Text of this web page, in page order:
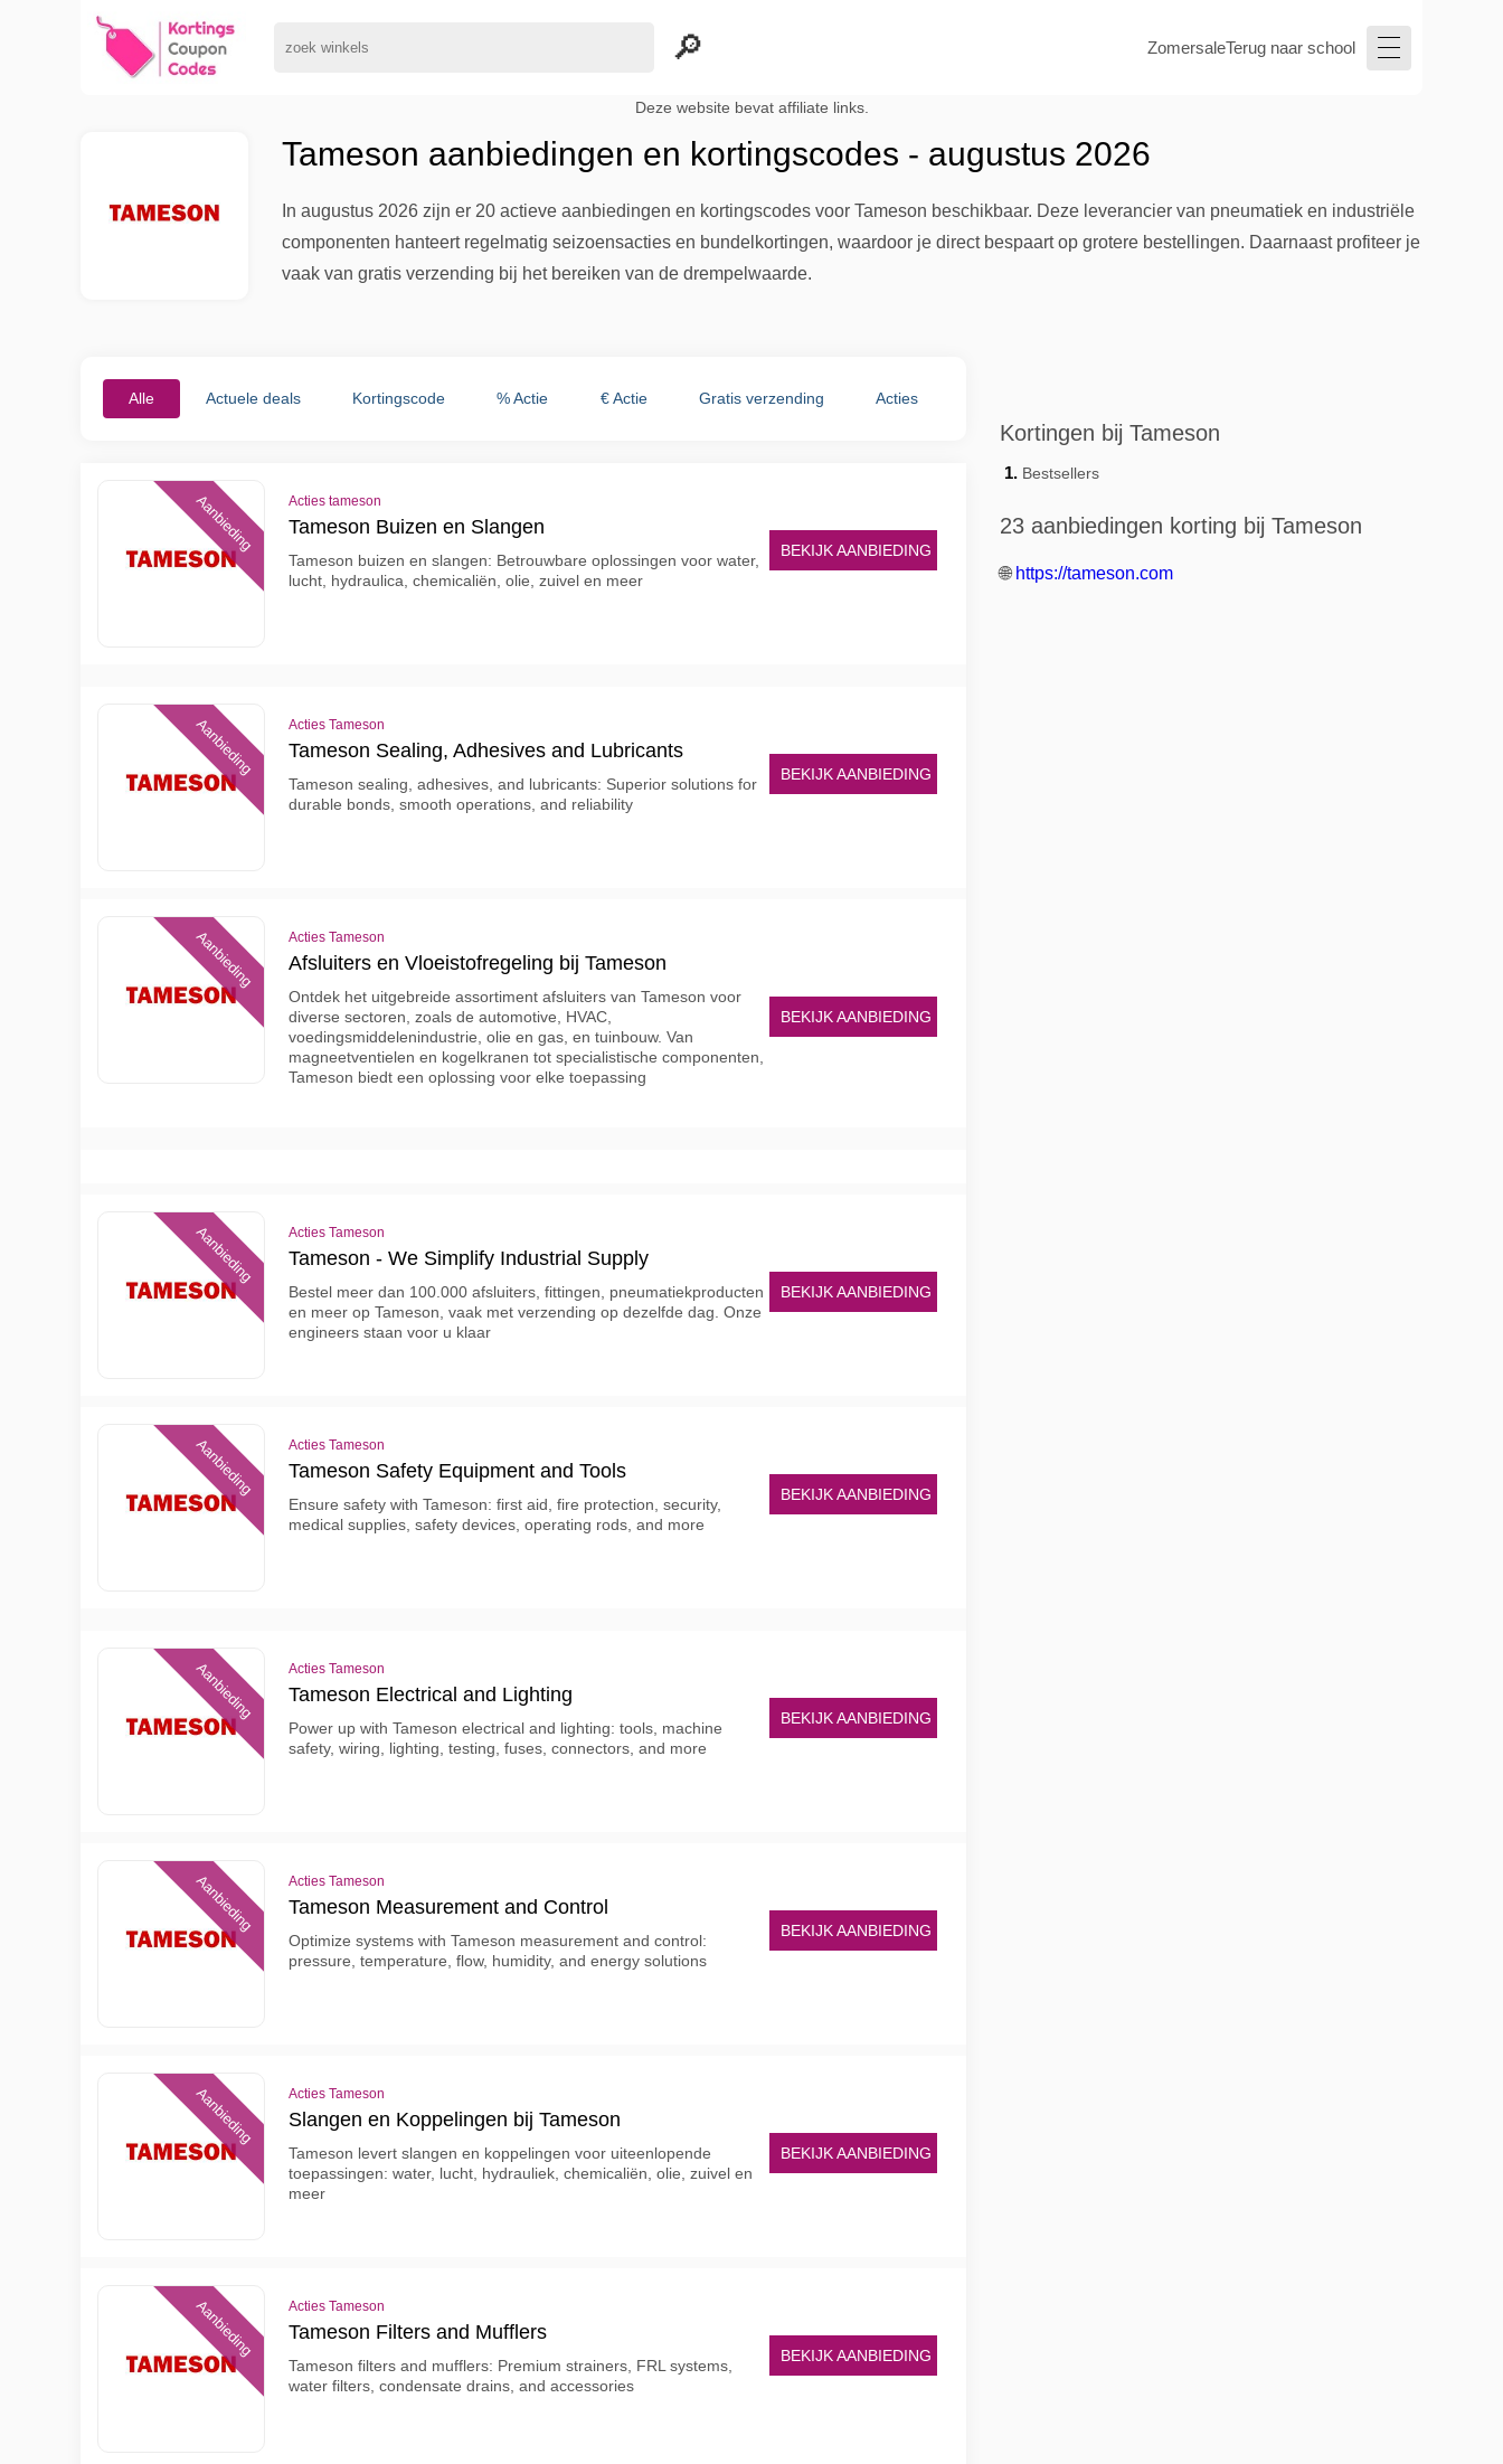
ZomersaleTerug naar school
Deze website bevat affiliate links.
Tameson aanbiedingen en kortingscodes - augustus 2026
In augustus 2026 zijn er 20 actieve aanbiedingen en kortingscodes voor Tameson beschikbaar. Deze leverancier van pneumatiek en industriële
componenten hanteert regelmatig seizoensacties en bundelkortingen, waardoor je direct bespaart op grotere bestellingen. Daarnaast profiteer je
vaak van gratis verzending bij het bereiken van de drempelwaarde.
Alle Actuele deals Kortingscode % Actie € Actie Gratis verzending Acties
Aanbieding Acties tameson
Tameson Buizen en Slangen
Tameson buizen en slangen: Betrouwbare oplossingen voor water,
lucht, hydraulica, chemicaliën, olie, zuivel en meer
BEKIJK AANBIEDING
Aanbieding Acties Tameson
Tameson Sealing, Adhesives and Lubricants
Tameson sealing, adhesives, and lubricants: Superior solutions for
durable bonds, smooth operations, and reliability
BEKIJK AANBIEDING
Aanbieding Acties Tameson
Afsluiters en Vloeistofregeling bij Tameson
Ontdek het uitgebreide assortiment afsluiters van Tameson voor
diverse sectoren, zoals de automotive, HVAC,
voedingsmiddelenindustrie, olie en gas, en tuinbouw. Van
magneetventielen en kogelkranen tot specialistische componenten,
Tameson biedt een oplossing voor elke toepassing
BEKIJK AANBIEDING
Aanbieding Acties Tameson
Tameson - We Simplify Industrial Supply
Bestel meer dan 100.000 afsluiters, fittingen, pneumatiekproducten
en meer op Tameson, vaak met verzending op dezelfde dag. Onze
engineers staan voor u klaar
BEKIJK AANBIEDING
Aanbieding Acties Tameson
Tameson Safety Equipment and Tools
Ensure safety with Tameson: first aid, fire protection, security,
medical supplies, safety devices, operating rods, and more
BEKIJK AANBIEDING
Aanbieding Acties Tameson
Tameson Electrical and Lighting
Power up with Tameson electrical and lighting: tools, machine
safety, wiring, lighting, testing, fuses, connectors, and more
BEKIJK AANBIEDING
Aanbieding Acties Tameson
Tameson Measurement and Control
Optimize systems with Tameson measurement and control:
pressure, temperature, flow, humidity, and energy solutions
BEKIJK AANBIEDING
Aanbieding Acties Tameson
Slangen en Koppelingen bij Tameson
Tameson levert slangen en koppelingen voor uiteenlopende
toepassingen: water, lucht, hydrauliek, chemicaliën, olie, zuivel en
meer
BEKIJK AANBIEDING
Aanbieding Acties Tameson
Tameson Filters and Mufflers
Tameson filters and mufflers: Premium strainers, FRL systems,
water filters, condensate drains, and accessories
BEKIJK AANBIEDING
Kortingen bij Tameson
Bestsellers
23 aanbiedingen korting bij Tameson
🌐 https://tameson.com